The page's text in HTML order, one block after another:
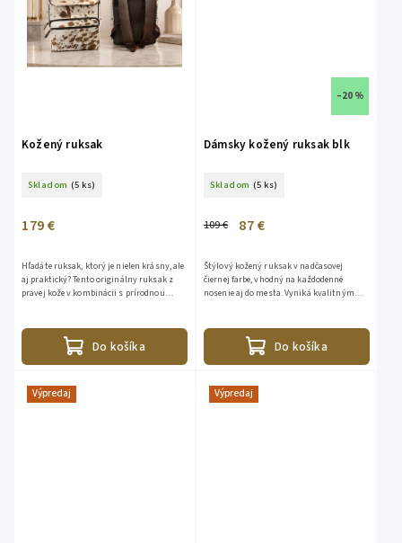
Kožený ruksak
Skladom (5 ks)
179 €
Do košíka
Hľadáte ruksak, ktorý je nielen krásny, ale
aj praktický? Tento originálny ruksak z
pravej kože v kombinácii s prírodnou
–20 %
Dámsky kožený ruksak blk
Skladom (5 ks)
109 € 87 €
Do košíka
Štýlový kožený ruksak v nadčasovej
čiernej farbe, vhodný na každodenné
nosenie aj do mesta. Vyniká kvalitným
Výpredaj Výpredaj